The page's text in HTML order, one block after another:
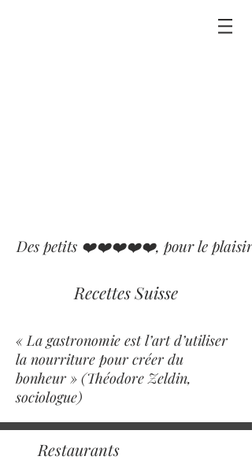
Des petits ❤️❤️❤️❤️❤️, pour le plaisir
Recettes Suisse
« La gastronomie est l’art d’utiliser
la nourriture pour créer du
bonheur » (Théodore Zeldin,
sociologue)
Restaurants